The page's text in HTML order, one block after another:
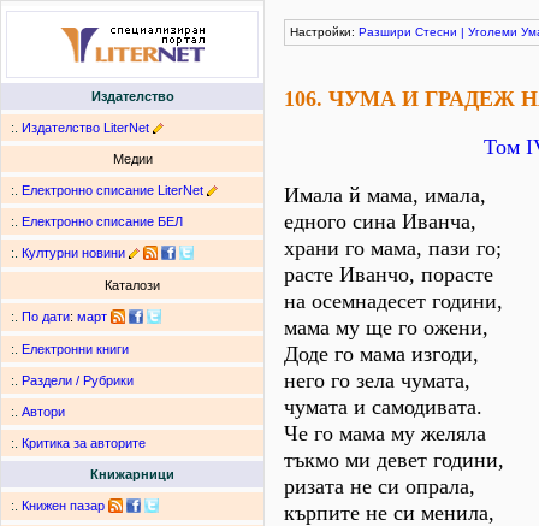
Издателство
:. Издателство LiterNet
Медии
:. Електронно списание LiterNet
:. Електронно списание БЕЛ
:. Културни новини
Каталози
:. По дати: март
:. Електронни книги
:. Раздели / Рубрики
:. Автори
:. Критика за авторите
Книжарници
:. Книжен пазар
Настройки: Разшири Стесни | Уголеми
106. ЧУМА И ГРАДЕЖ
Том
Имала й мама, имала,
едного сина Иванча,
храни го мама, пази го;
расте Иванчо, порасте
на осемнадесет години,
мама му ще го ожени,
Доде го мама изгоди,
него го зела чумата,
чумата и самодивата.
Че го мама му желяла
тъкмо ми девет години,
ризата не си опрала,
кърпите не си менила,